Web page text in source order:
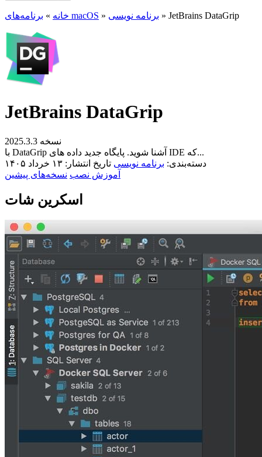
خانه » برنامه‌های macOS » برنامه نویسی » JetBrains DataGrip
JetBrains DataGrip
نسخه 2025.3.3
با DataGrip آشنا شوید. پایگاه جدید داده های IDE که...
دسته‌بندی: برنامه نویسی تاریخ انتشار: ۱۳ خرداد ۱۴۰۵
آموزش نصب نسخه‌های پیشین
اسکرین شات